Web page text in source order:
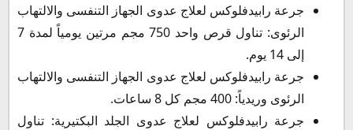
جرعة رابيدفلوكس لعلاج عدوى الجهاز التنفسى والالتهاب
الرئوى: تناول قرص واحد 750 مجم مرتين يومياً لمدة 7
إلى 14 يوم.
جرعة رابيدفلوكس لعلاج عدوى الجهاز التنفسى والالتهاب
الرئوى وريدياً: 400 مجم كل 8 ساعات.
جرعة رابيدفلوكس لعلاج عدوى الجلد البكتيرية: تناول